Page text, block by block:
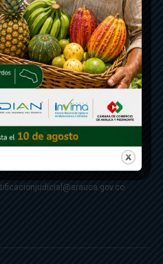
57- 6078851946
3374